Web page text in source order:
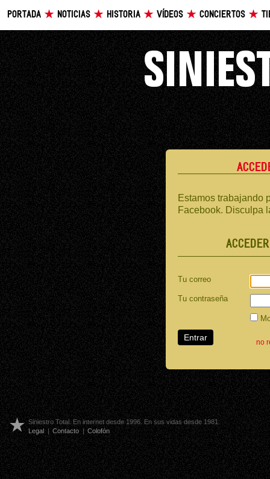
PORTADA NOTICIAS HISTORIA VÍDEOS CONCIERTOS
Estamos trabajando
Facebook. Disculpa
Tu correo
Tu contraseña
no
Siniestro Total. En internet desde 1996. En sus vidas desde 1981.
Legal | Contacto | Colofón